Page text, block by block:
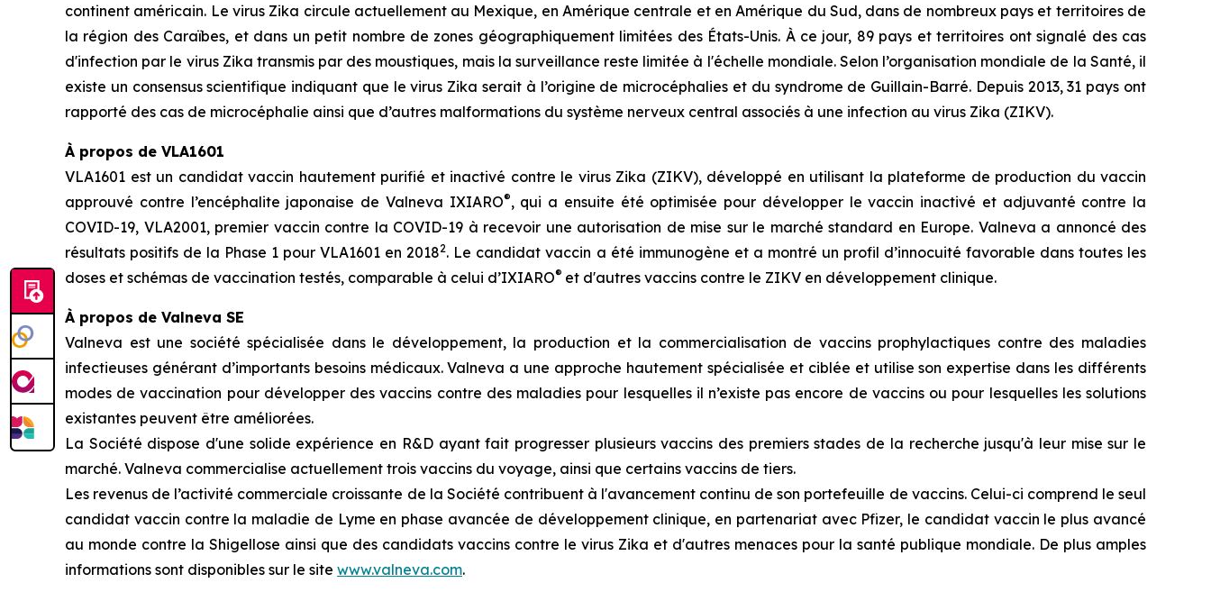
continent américain. Le virus Zika circule actuellement au Mexique, en Amérique centrale et en Amérique du Sud, dans de nombreux pays et territoires de
la région des Caraïbes, et dans un petit nombre de zones géographiquement limitées des États-Unis. À ce jour, 89 pays et territoires ont signalé des cas
d'infection par le virus Zika transmis par des moustiques, mais la surveillance reste limitée à l'échelle mondiale. Selon l’organisation mondiale de la Santé, il
existe un consensus scientifique indiquant que le virus Zika serait à l’origine de microcéphalies et du syndrome de Guillain-Barré. Depuis 2013, 31 pays ont
rapporté des cas de microcéphalie ainsi que d’autres malformations du système nerveux central associés à une infection au virus Zika (ZIKV).
À propos de VLA1601
VLA1601 est un candidat vaccin hautement purifié et inactivé contre le virus Zika (ZIKV), développé en utilisant la plateforme de production du vaccin
approuvé contre l’encéphalite japonaise de Valneva IXIARO®, qui a ensuite été optimisée pour développer le vaccin inactivé et adjuvanté contre la
COVID-19, VLA2001, premier vaccin contre la COVID-19 à recevoir une autorisation de mise sur le marché standard en Europe. Valneva a annoncé des
résultats positifs de la Phase 1 pour VLA1601 en 20182. Le candidat vaccin a été immunogène et a montré un profil d’innocuité favorable dans toutes les
doses et schémas de vaccination testés, comparable à celui d’IXIARO® et d'autres vaccins contre le ZIKV en développement clinique.
À propos de Valneva SE
Valneva est une société spécialisée dans le développement, la production et la commercialisation de vaccins prophylactiques contre des maladies
infectieuses générant d’importants besoins médicaux. Valneva a une approche hautement spécialisée et ciblée et utilise son expertise dans les différents
modes de vaccination pour développer des vaccins contre des maladies pour lesquelles il n’existe pas encore de vaccins ou pour lesquelles les solutions
existantes peuvent être améliorées.
La Société dispose d'une solide expérience en R&D ayant fait progresser plusieurs vaccins des premiers stades de la recherche jusqu'à leur mise sur le
marché. Valneva commercialise actuellement trois vaccins du voyage, ainsi que certains vaccins de tiers.
Les revenus de l’activité commerciale croissante de la Société contribuent à l'avancement continu de son portefeuille de vaccins. Celui-ci comprend le seul
candidat vaccin contre la maladie de Lyme en phase avancée de développement clinique, en partenariat avec Pfizer, le candidat vaccin le plus avancé
au monde contre la Shigellose ainsi que des candidats vaccins contre le virus Zika et d'autres menaces pour la santé publique mondiale. De plus amples
informations sont disponibles sur le site www.valneva.com.